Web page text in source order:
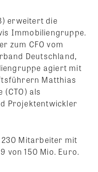
erweitert die
Immobiliengruppe.
zum CFO vom
Deutschland,
agiert mit
Matthias
(CTO) als
Projektentwickler
Mitarbeiter mit
von 150 Mio. Euro.